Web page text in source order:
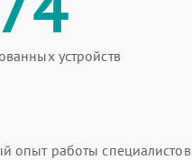
устройств
опыт работы специалистов